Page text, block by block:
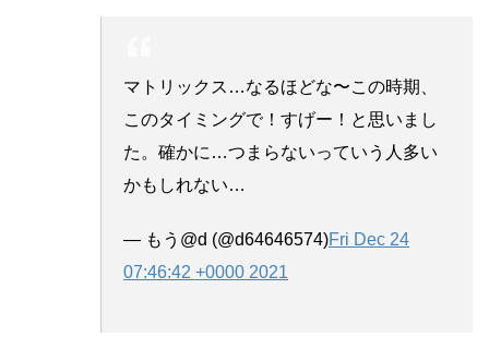
マトリックス…なるほどな〜この時期、
このタイミングで！すげー！と思いまし
た。確かに…つまらないっていう人多い
かもしれない…
— もう@d (@d64646574)Fri Dec 24
07:46:42 +0000 2021